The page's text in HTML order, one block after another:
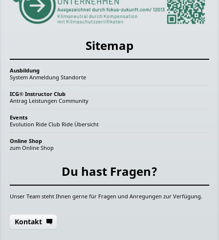
Sitemap
Ausbildung
System Anmeldung Standorte
ICG® Instructor Club
Antrag Leistungen Community
Events
Evolution Ride Club Ride Übersicht
Online Shop
zum Online Shop
Du hast Fragen?
Unser Team steht Ihnen gerne für Fragen und Anregungen zur Verfügung.
Kontakt